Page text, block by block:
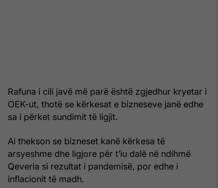
Rafuna i cili javë më parë është zgjedhur kryetar i
OEK-ut, thotë se kërkesat e bizneseve janë edhe
sa i përket sundimit të ligjit.
Ai thekson se bizneset kanë kërkesa të
arsyeshme dhe ligjore për t’iu dalë në ndihmë
Qeveria si rezultat i pandemisë, por edhe i
inflacionit të madh.